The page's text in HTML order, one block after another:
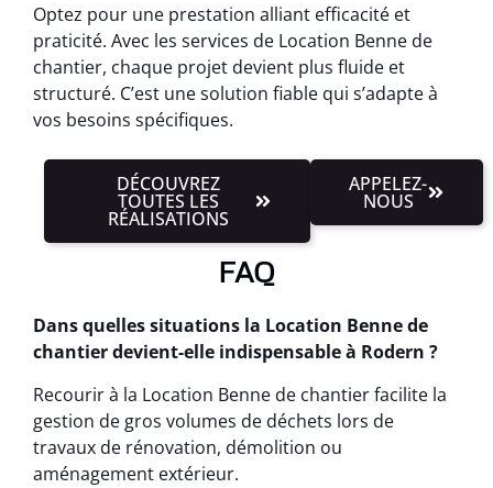
Optez pour une prestation alliant efficacité et
praticité. Avec les services de Location Benne de
chantier, chaque projet devient plus fluide et
structuré. C’est une solution fiable qui s’adapte à
vos besoins spécifiques.
DÉCOUVREZ
TOUTES LES
RÉALISATIONS
APPELEZ-
NOUS
FAQ
Dans quelles situations la Location Benne de
chantier devient-elle indispensable à Rodern ?
Recourir à la Location Benne de chantier facilite la
gestion de gros volumes de déchets lors de
travaux de rénovation, démolition ou
aménagement extérieur.